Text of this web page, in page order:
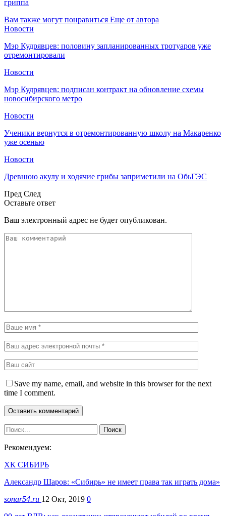
гриппа
Вам также могут понравиться Еще от автора
Новости
Мэр Кудрявцев: половину запланированных тротуаров уже
отремонтировали
Новости
Мэр Кудрявцев: подписан контракт на обновление схемы
новосибирского метро
Новости
Ученики вернутся в отремонтированную школу на Макаренко
уже осенью
Новости
Древнюю акулу и ходячие грибы заприметили на ОбьГЭС
Пред След
Оставьте ответ
Ваш электронный адрес не будет опубликован.
Save my name, email, and website in this browser for the next
time I comment.
Рекомендуем:
ХК СИБИРЬ
Александр Шаров: «Сибирь» не имеет права так играть дома»
sonar54.ru 12 Окт, 2019 0